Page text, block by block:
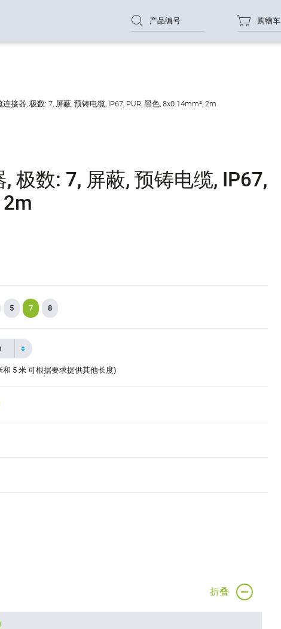
产品编号 购物车
接器, 极数: 7, 屏蔽, 预铸电缆, IP67, PUR, 黑色, 8x0.14mm², 2m
极数: 7, 屏蔽, 预铸电缆, IP67,
2m
5 7 8
和 5 米 可根据要求提供其他长度)
折叠